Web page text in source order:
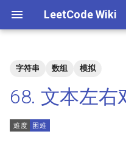
LeetCode Wiki
在
始
化
字符串 数组 模拟
68. 文本左右